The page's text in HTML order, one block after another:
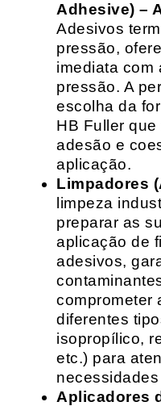
Adhesive) –
Adesivos
pressão,
imediata com
pressão. A
escolha da
HB Fuller
adesão e
aplicação.
Limpadores
limpeza
preparar as
aplicação de
adesivos,
comprometer
diferentes
isopropílico,
etc.) para
Aplicadores